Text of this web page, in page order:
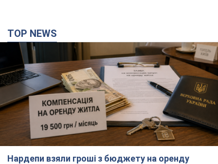
TOP NEWS
Нардепи взяли гроші з бюджету на оренду